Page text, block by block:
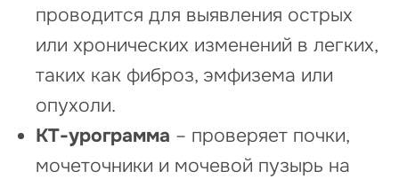
проводится для выявления острых
или хронических изменений в легких,
таких как фиброз, эмфизема или
опухоли.
КТ-урограмма – проверяет почки,
мочеточники и мочевой пузырь на